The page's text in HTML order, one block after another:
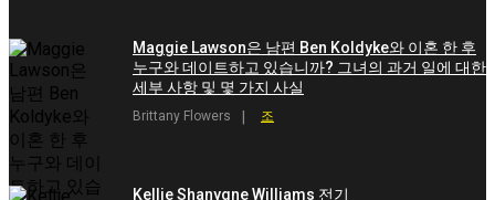
Maggie Lawson은 남편 Ben Koldyke와 이혼 한 후
누구와 데이트하고 있습니까? 그녀의 과거 일에 대한
세부 사항 및 몇 가지 사실
Brittany Flowers 조
Kellie Shanygne Williams 전기